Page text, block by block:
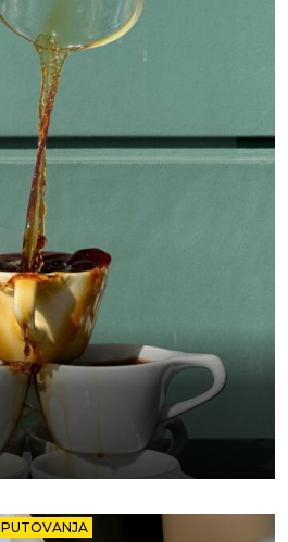
PUTOVANJA